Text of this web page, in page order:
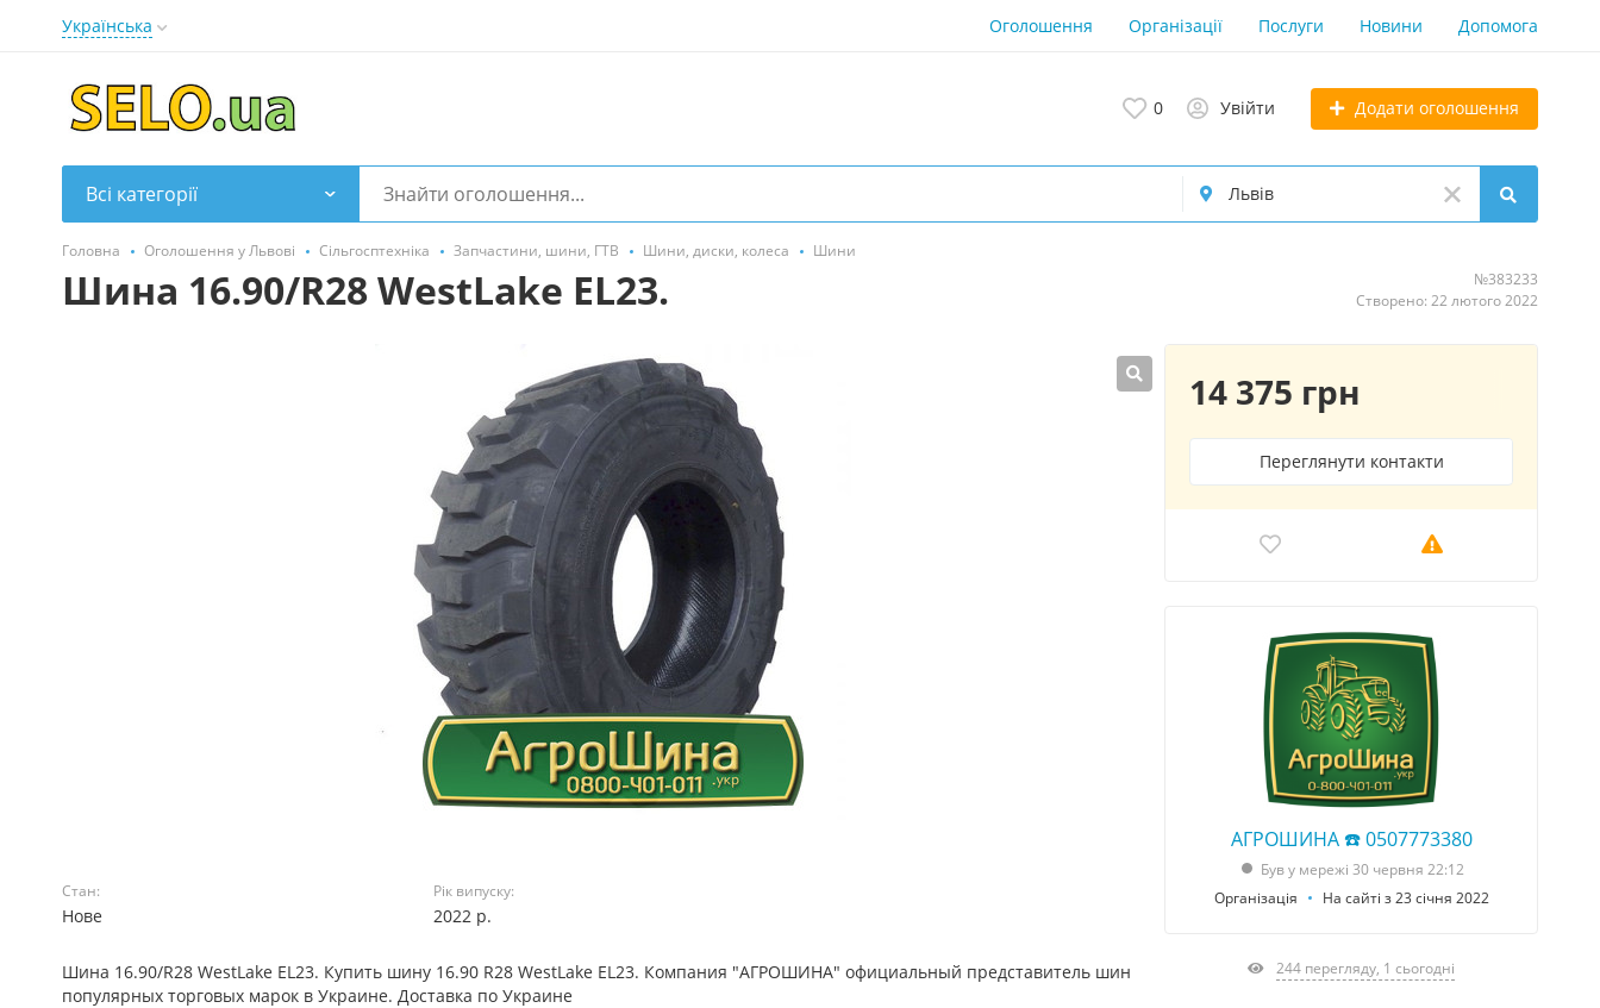
Українська Оголошення Організації Послуги Новини Допомога
0 Увійти Додати оголошення
Всі категорії
Головна Оголошення у Львові Сільгосптехніка Запчастини, шини, ГТВ Шини, диски, колеса Шини
Шина 16.90/R28 WestLake EL23.
№383233
Створено: 22 лютого 2022
Стан:
Нове
Рік випуску:
2022 р.
Шина 16.90/R28 WestLake EL23. Купить шину 16.90 R28 WestLake EL23. Компания "АГРОШИНА" официальный представитель шин
популярных торговых марок в Украине. Доставка по Украине
14 375 грн
Переглянути контакти
АГРОШИНА ☎️ 0507773380
Був у мережі 30 червня 22:12
Організація
На сайті з 23 січня 2022
244 перегляду, 1 сьогодні